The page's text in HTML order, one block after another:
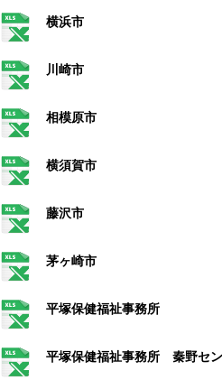
横浜市
川崎市
相模原市
横須賀市
藤沢市
茅ヶ崎市
平塚保健福祉事務所
平塚保健福祉事務所 秦野セ